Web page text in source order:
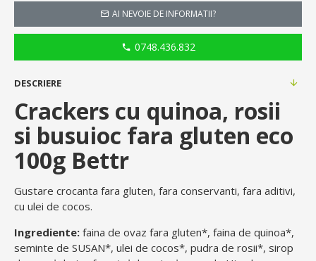
AI NEVOIE DE INFORMATII?
0748.436.832
DESCRIERE
Crackers cu quinoa, rosii
si busuioc fara gluten eco
100g Bettr
Gustare crocanta fara gluten, fara conservanti, fara aditivi,
cu ulei de cocos.
Ingrediente: faina de ovaz fara gluten*, faina de quinoa*,
seminte de SUSAN*, ulei de cocos*, pudra de rosii*, sirop